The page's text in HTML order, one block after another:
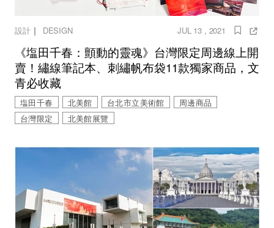
設計｜ DESIGN JUL 13 , 2021
《塩田千春：顫動的靈魂》台灣限定周邊線上開
賣！繡線筆記本、刺繡帆布袋11款獨家商品，文
青必收藏
塩田千春 北美館 台北市立美術館
周邊商品
台灣限定
北美館展覽